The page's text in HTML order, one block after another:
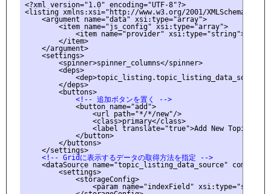
<?xml version="1.0" encoding="UTF-8"?>
<listing xmlns:xsi="http://www.w3.org/2001/XMLSchema-
    <argument name="data" xsi:type="array">
        <item name="js_config" xsi:type="array">
<item name="provider"
        </item>
    </argument>
    <settings>
        <spinner>spinner_columns</spinner>
        <deps>
        </deps>
        <buttons>
            <!-- 追加ボタンを置く -->
            <button name="add">
                <url path="*/*/new"/>
                <class>primary</class>
<label translate="true">Add New Topic</
            </button>
        </buttons>
    </settings>
    <!-- Gridに表示するデータの取得方法を指定 -->
<dataSource name="topic_listing_data_source"
        <settings>
            <storageConfig>
<param name="indexField"